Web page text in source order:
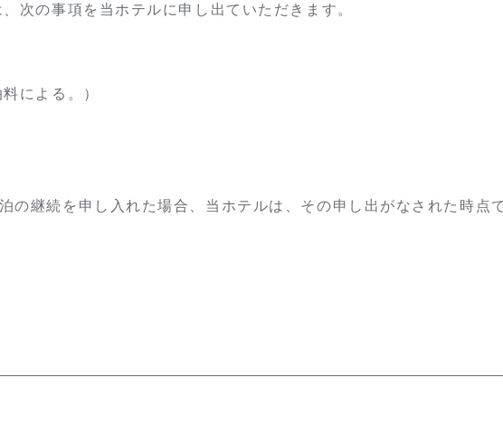
次の事項を当ホテルに申し出ていただきます。
による。）
継続を申し入れた場合、当ホテルは、その申し出がなされた時点